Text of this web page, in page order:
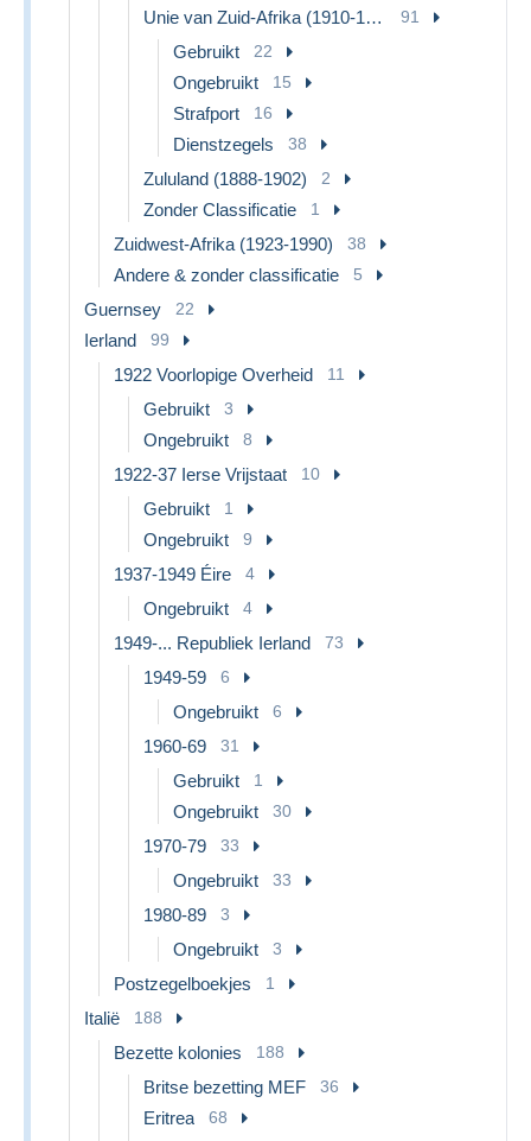
Unie van Zuid-Afrika (1910-1961) 91
Gebruikt 22
Ongebruikt 15
Strafport 16
Dienstzegels 38
Zululand (1888-1902) 2
Zonder Classificatie 1
Zuidwest-Afrika (1923-1990) 38
Andere & zonder classificatie 5
Guernsey 22
Ierland 99
1922 Voorlopige Overheid 11
Gebruikt 3
Ongebruikt 8
1922-37 Ierse Vrijstaat 10
Gebruikt 1
Ongebruikt 9
1937-1949 Éire 4
Ongebruikt 4
1949-... Republiek Ierland 73
1949-59 6
Ongebruikt 6
1960-69 31
Gebruikt 1
Ongebruikt 30
1970-79 33
Ongebruikt 33
1980-89 3
Ongebruikt 3
Postzegelboekjes 1
Italië 188
Bezette kolonies 188
Britse bezetting MEF 36
Eritrea 68